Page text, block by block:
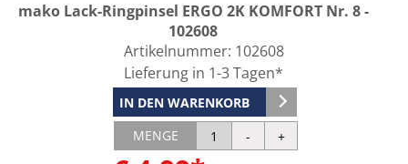
mako Lack-Ringpinsel ERGO 2K KOMFORT Nr. 8 -
102608
Artikelnummer: 102608
Lieferung in 1-3 Tagen*
IN DEN WARENKORB
MENGE